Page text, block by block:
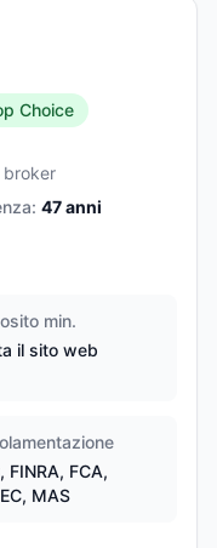
Choice
broker
47anni
min.
il sito web
FINRA, FCA,
MAS